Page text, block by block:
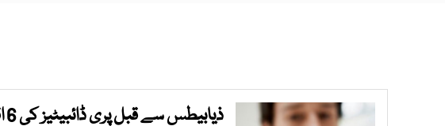
ذیابیطس سے قبل پری ڈائبیٹیز کی 6 اقسام دریافت